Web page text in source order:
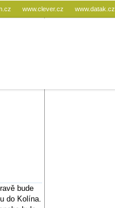
www.clever.cz www.datak.cz
bude
do Kolína.